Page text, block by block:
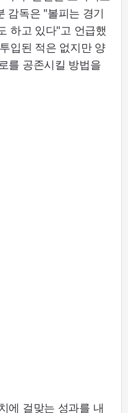
감독은 "볼피는 경기
하고 있다"고 언급했
입된 적은 없지만 양
를 공존시킬 방법을
에 걸맞는 성과를 내